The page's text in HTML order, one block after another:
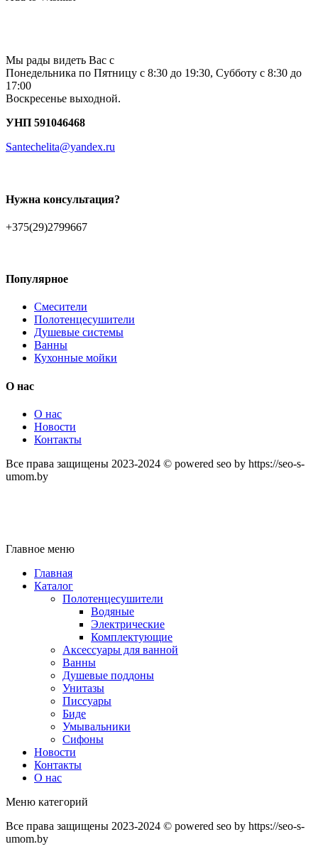
Мы рады видеть Вас с
Понедельника по Пятницу с 8:30 до 19:30, Субботу с 8:30 до
17:00
Воскресенье выходной.
УНП 591046468
Santechelita@yandex.ru
Нужна консультация?
+375(29)2799667
Популярное
Смесители
Полотенцесушители
Душевые системы
Ванны
Кухонные мойки
О нас
О нас
Новости
Контакты
Все права защищены 2023-2024 © powered seo by https://seo-s-
umom.by
Главное меню
Главная
Каталог
Полотенцесушители
Водяные
Электрические
Комплектующие
Аксессуары для ванной
Ванны
Душевые поддоны
Унитазы
Писсуары
Биде
Умывальники
Сифоны
Новости
Контакты
О нас
Меню категорий
Все права защищены 2023-2024 © powered seo by https://seo-s-
umom.by